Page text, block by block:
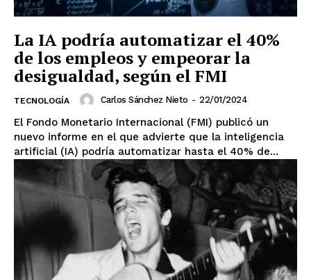
SUSCRIBIRSE
Estados
La IA podría automatizar el 40%
de los empleos y empeorar la
desigualdad, según el FMI
TECNOLOGÍA Carlos Sánchez Nieto - 22/01/2024
El Fondo Monetario Internacional (FMI) publicó un
nuevo informe en el que advierte que la inteligencia
artificial (IA) podría automatizar hasta el 40% de...